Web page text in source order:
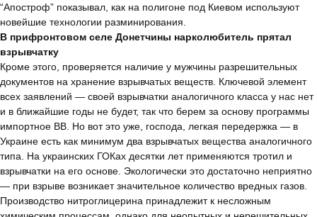
“Апостроф” показывал, как на полигоне под Киевом используют
новейшие технологии разминирования.
В прифронтовом селе Донетчины нарколюбитель прятал
взрывчатку
Кроме этого, проверяется наличие у мужчины разрешительных
документов на хранение взрывчатых веществ. Ключевой элемент
всех заявлений — своей взрывчатки аналогичного класса у нас нет
и в ближайшие годы не будет, так что берем за основу программы
импортное ВВ. Но вот это уже, господа, легкая передержка — в
Украине есть как минимум два взрывчатых вещества аналогичного
типа. На украинских ГОКах десятки лет применяются тротил и
взрывчатки на его основе. Экологически это достаточно неприятно
— при взрыве возникает значительное количество вредных газов.
Производство нитроглицерина принадлежит к несложным